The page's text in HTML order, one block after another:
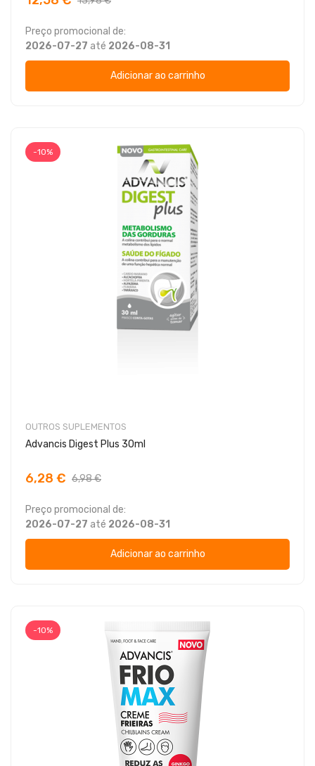
Preço promocional de:
2026-07-27 até 2026-08-31
Adicionar ao carrinho
-10%
OUTROS SUPLEMENTOS
Advancis Digest Plus 30ml
6,28 € 6,98 €
Preço promocional de:
2026-07-27 até 2026-08-31
Adicionar ao carrinho
-10%